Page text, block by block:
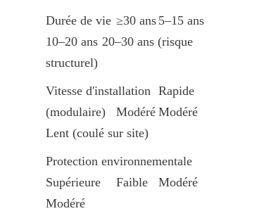
Durée de vie	≥30 ans	5–15 ans
10–20 ans	20–30 ans (risque
structurel)
Vitesse d'installation	Rapide
(modulaire)	Modéré	Modéré
Lent (coulé sur site)
Protection environnementale
Supérieure	Faible	Modéré
Modéré